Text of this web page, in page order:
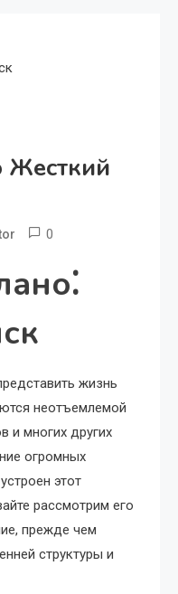
Жесткий
0
жизнь
неотъемлемой
и многих других
огромных
этот
рассмотрим его
прежде чем
структуры и